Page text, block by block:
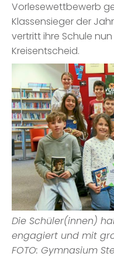
Vorlesewettbewerb
Klassensieger der
vertritt ihre Schule
Kreisentscheid.
Die Schüler(innen)
engagiert und mit
FOTO: Gymnasium